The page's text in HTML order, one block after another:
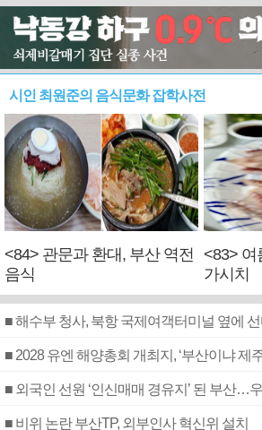
시인 최원준의 음식문화 잡학사전
<84> 관문과 환대, 부산 역전
음식
<83> 여
가시치
■ 해수부 청사, 북항 국제여객터미널 옆에
■ 2028 유엔 해양총회 개최지, ‘부산이냐 제
■ 외국인 선원 ‘인신매매 경유지’ 된 부산…
■ 비위 논란 부산TP, 외부인사 혁신위 설치